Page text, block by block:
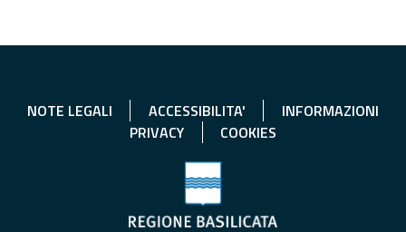
NOTE LEGALI ACCESSIBILITA'
INFORMAZIONI
PRIVACY
COOKIES